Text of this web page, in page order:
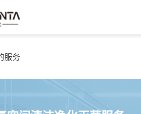
服务